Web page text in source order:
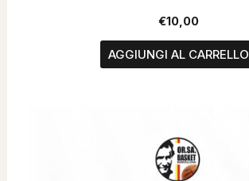
€10,00
AGGIUNGI AL CARRELLO